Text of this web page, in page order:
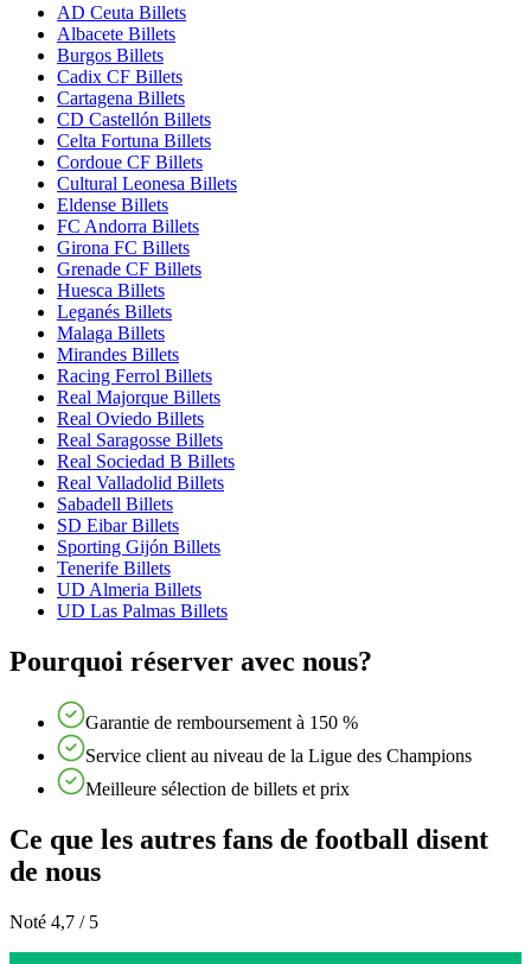
AD Ceuta Billets
Albacete Billets
Burgos Billets
Cadix CF Billets
Cartagena Billets
CD Castellón Billets
Celta Fortuna Billets
Cordoue CF Billets
Cultural Leonesa Billets
Eldense Billets
FC Andorra Billets
Girona FC Billets
Grenade CF Billets
Huesca Billets
Leganés Billets
Malaga Billets
Mirandes Billets
Racing Ferrol Billets
Real Majorque Billets
Real Oviedo Billets
Real Saragosse Billets
Real Sociedad B Billets
Real Valladolid Billets
Sabadell Billets
SD Eibar Billets
Sporting Gijón Billets
Tenerife Billets
UD Almeria Billets
UD Las Palmas Billets
Pourquoi réserver avec nous?
Garantie de remboursement à 150 %
Service client au niveau de la Ligue des Champions
Meilleure sélection de billets et prix
Ce que les autres fans de football disent
de nous
Noté 4,7 / 5